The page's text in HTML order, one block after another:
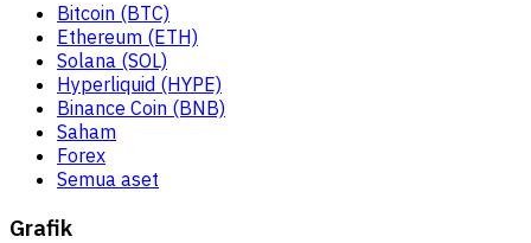
Bitcoin (BTC)
Ethereum (ETH)
Solana (SOL)
Hyperliquid (HYPE)
Binance Coin (BNB)
Saham
Forex
Semua aset
Grafik